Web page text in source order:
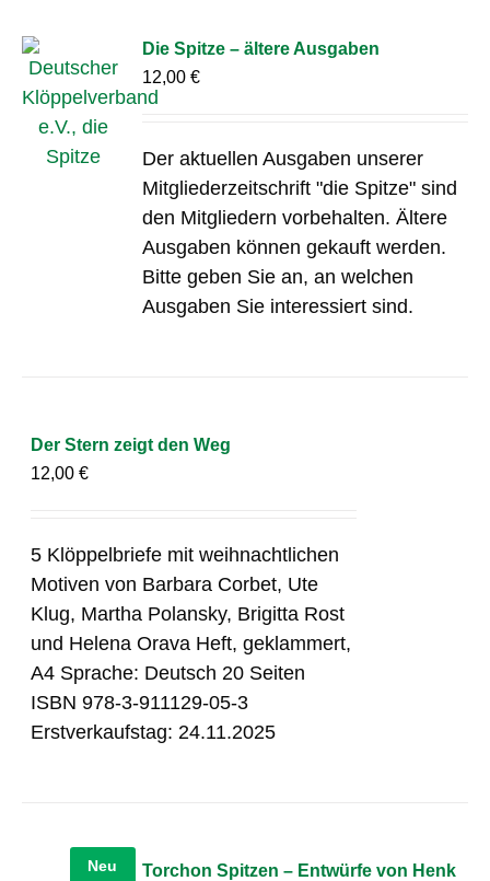
Die Spitze – ältere Ausgaben
12,00€
Der aktuellen Ausgaben unserer
Mitgliederzeitschrift "die Spitze" sind
den Mitgliedern vorbehalten. Ältere
Ausgaben können gekauft werden.
Bitte geben Sie an, an welchen
Ausgaben Sie interessiert sind.
Der Stern zeigt den Weg
12,00€
5 Klöppelbriefe mit weihnachtlichen
Motiven von Barbara Corbet, Ute
Klug, Martha Polansky, Brigitta Rost
und Helena Orava Heft, geklammert,
A4 Sprache: Deutsch 20 Seiten
ISBN 978-3-911129-05-3
Erstverkaufstag: 24.11.2025
Neu
Torchon Spitzen – Entwürfe von Henk